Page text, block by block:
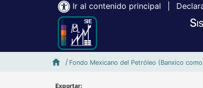
Ir al contenido principal
Inicio SIE-Banxico
Fondo Mexicano del Petróleo (Banxico
Exportar: